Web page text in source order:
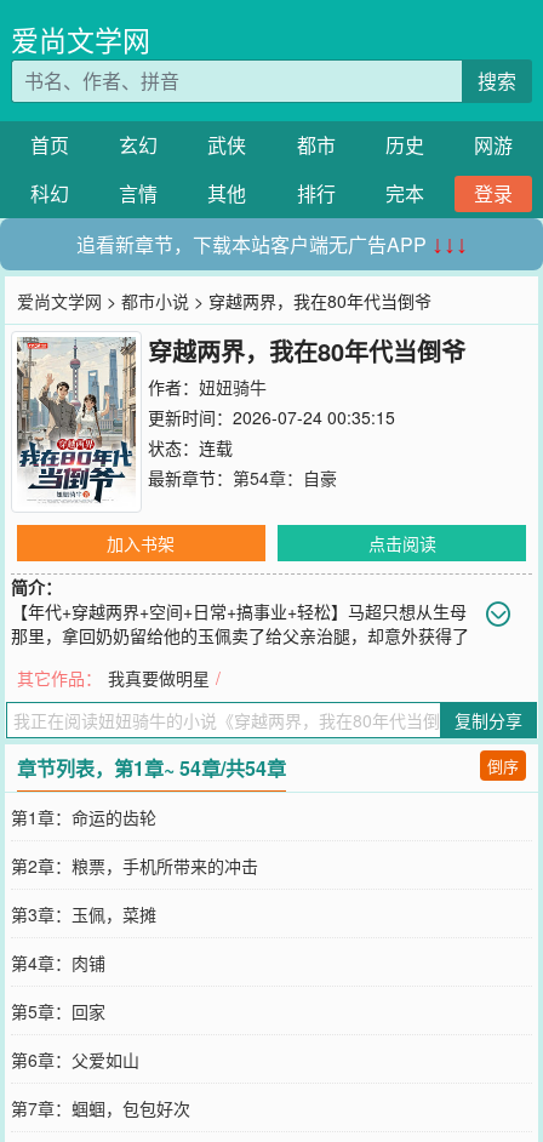
爱尚文学网
搜索
首页 玄幻 武侠 都市 历史
网游
科幻
言情 其他 排行 完本
登录
追看新章节，下载本站客户端无广告APP ↓↓↓
爱尚文学网 >都市小说 > 穿越两界，我在80年代当倒爷
穿越两界，我在80年代当倒爷
作者： 妞妞骑牛
更新时间：2026-07-24 00:35:15
状态：连载
最新章节： 第54章：自豪
加入书架
点击阅读
简介：
【年代+穿越两界+空间+日常+搞事业+轻松】马超只想从生母
那里，拿回奶奶留给他的玉佩卖了给父亲治腿，却意外获得了
不动如山。这里富强，民主，文明，和谐，自由，是世界工厂，是第
二大经济体，是工业强国。80年代的华夏工业落后，但食品，蔬菜，
水果纯天然无污染，没有那些科技与狠活。……马超发现自己能穿梭
在两个时空之间。他把现代的服装，手表，彩电，冰箱带回那个工业
品匮乏年代。又把80年代纯绿色天然的水果，蔬菜，食品带回到现
代。马超在两个时空赚的盆满钵满。他发誓，要让那个为他遮风挡雨
的男人过的幸福，还要全家人过上好日子。最重要的是，他要让80年
代华夏弯道超车，提前进入工业时代，走向世界之巅。让那些看不起
华夏的外国人好看看，什么叫回归历史原有地位，什么才是真正的文
明大国。……
您要是觉得《 穿越两界，我在80年代当倒爷
向您QQ群和微博微信里的朋友推荐哦！
其它作品： 我真要做明星 /
复制分享
章节列表，第1章~ 54章/共54章 倒序
第1章：命运的齿轮
第2章：粮票，手机所带来的冲击
第3章：玉佩，菜摊
第4章：肉铺
第5章：回家
第6章：父爱如山
第7章：蝈蝈，包包好次